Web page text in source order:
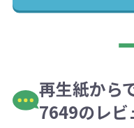
再生紙から
7649のレビ